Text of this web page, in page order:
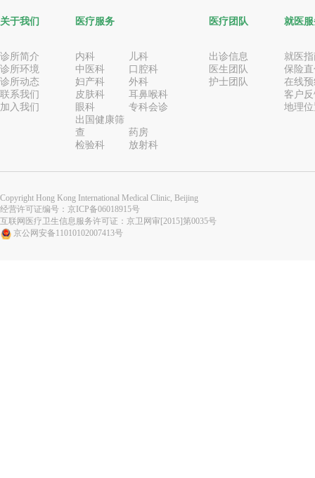
关于我们
诊所简介
诊所环境
诊所动态
联系我们
加入我们
医疗服务
内科
儿科
中医科
口腔科
妇产科
外科
皮肤科
耳鼻喉科
眼科
专科会诊
出国健康筛
查
药房
检验科
放射科
医疗团队
出诊信息
医生团队
护士团队
就医
就医
保险
在线
客户
地理
Copyright Hong Kong International Medical Clinic, Beijing
经营许可证编号： 京ICP备06018915号
互联网医疗卫生信息服务许可证：京卫网审[2015]第0035号
京公网安备11010102007413号